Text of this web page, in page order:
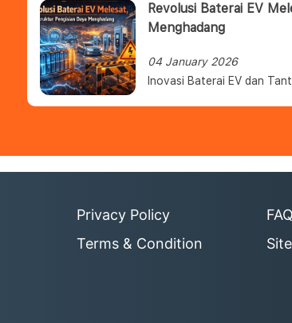
Revolusi Baterai EV
Menghadang
04 January 2026
Inovasi Baterai EV dan
Privacy Policy
Terms & Condition
FAQ